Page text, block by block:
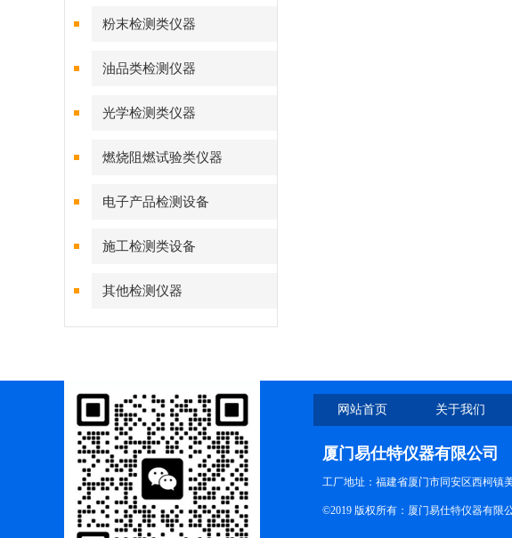
粉末检测类仪器
油品类检测仪器
光学检测类仪器
燃烧阻燃试验类仪器
电子产品检测设备
施工检测类设备
其他检测仪器
网站首页 关于我们
厦门易仕特仪器有限公司
工厂地址：福建省厦门市同安区西柯镇
©2019 版权所有：厦门易仕特仪器有限